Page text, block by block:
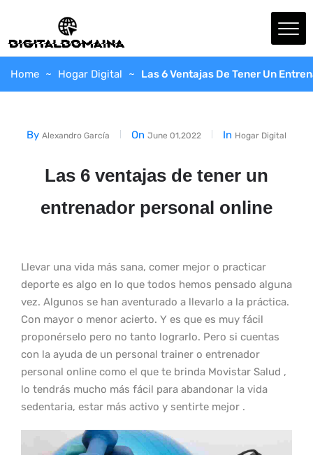
Home Hogar Digital Las 6 Ventajas De Tener Un
By Alexandro García On June 01,2022 In Hogar Digital
Las 6 ventajas de tener un
entrenador personal online
Llevar una vida más sana, comer mejor o practicar
deporte es algo en lo que todos hemos pensado alguna
vez. Algunos se han aventurado a llevarlo a la práctica.
Con mayor o menor acierto. Y es que es muy fácil
proponérselo pero no tanto lograrlo. Pero si cuentas
con la ayuda de un personal trainer o entrenador
personal online como el que te brinda Movistar Salud ,
lo tendrás mucho más fácil para abandonar la vida
sedentaria, estar más activo y sentirte mejor .